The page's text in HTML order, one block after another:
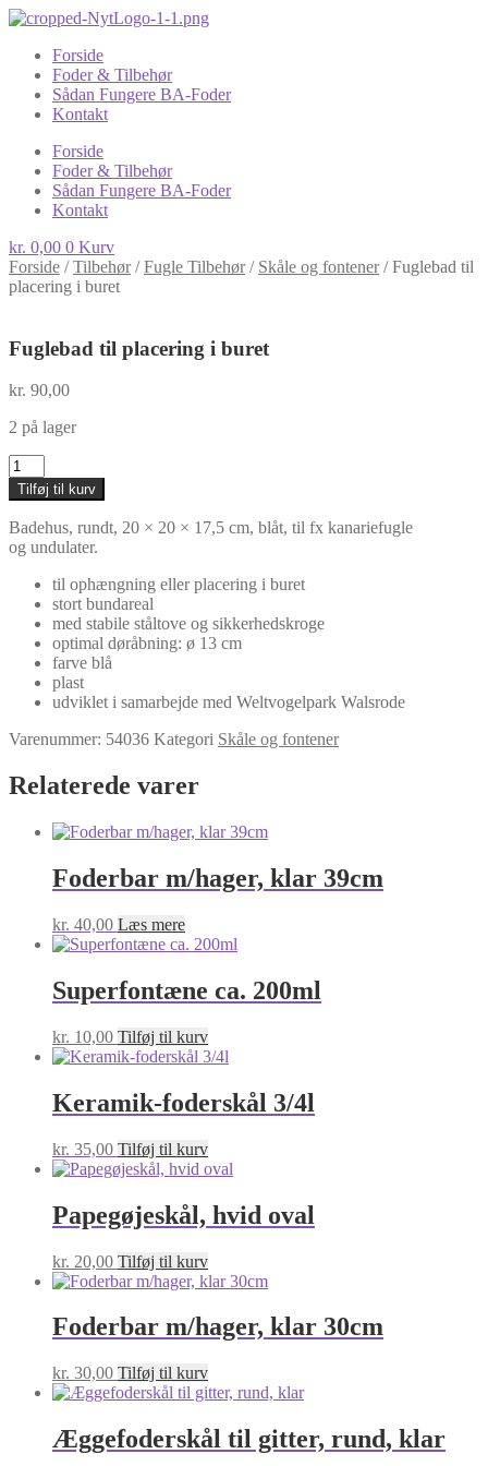
Forside
Foder & Tilbehør
Sådan Fungere BA-Foder
Kontakt
Forside
Foder & Tilbehør
Sådan Fungere BA-Foder
Kontakt
kr. 0,00 0 Kurv
Forside /Tilbehør/Fugle Tilbehør/ Skåle og fontener/Fuglebad til
placering i buret
Fuglebad til placering i buret
kr. 90,00
2 på lager
Fuglebad
til
placering
i
buret
antal
Tilføj til kurv
Badehus, rundt, 20 × 20 × 17,5 cm, blåt, til fx kanariefugle
og undulater.
til ophængning eller placering i buret
stort bundareal
med stabile ståltove og sikkerhedskroge
optimal døråbning: ø 13 cm
farve blå
plast
udviklet i samarbejde med Weltvogelpark Walsrode
Varenummer: 54036 Kategori Skåle og fontener
Relaterede varer
Foderbar m/hager, klar 39cm
kr. 40,00 Læs mere
Superfontæne ca. 200ml
kr. 10,00 Tilføj til kurv
Keramik-foderskål 3/4l
kr. 35,00 Tilføj til kurv
Papegøjeskål, hvid oval
kr. 20,00 Tilføj til kurv
Foderbar m/hager, klar 30cm
kr. 30,00 Tilføj til kurv
Æggefoderskål til gitter, rund, klar